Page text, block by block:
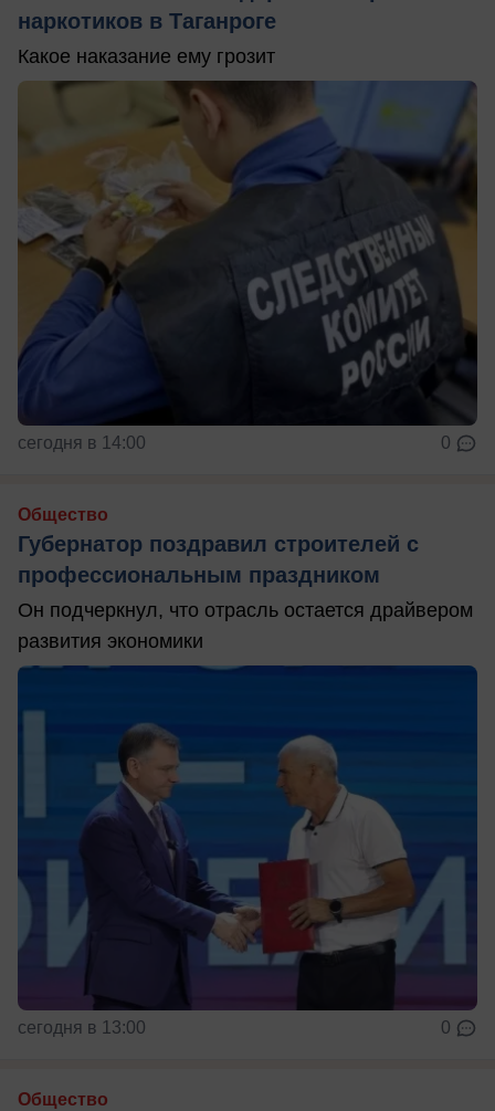
наркотиков в Таганроге
Какое наказание ему грозит
сегодня в 14:00 0
Общество
Губернатор поздравил строителей с
профессиональным праздником
Он подчеркнул, что отрасль остается драйвером
развития экономики
сегодня в 13:00 0
Общество